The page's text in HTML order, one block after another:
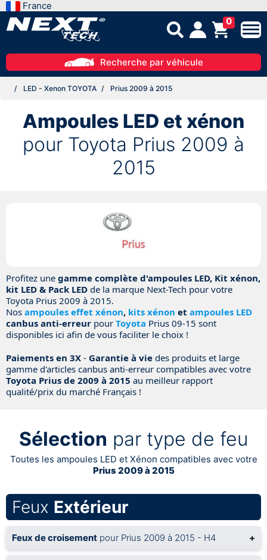
France
0
Recherche par véhicule
LED - Xenon TOYOTA Prius 2009 à 2015
Ampoules LED et xénon
pour Toyota Prius 2009 à
2015
Profitez une gamme complète d'ampoules LED, Kit xénon,
kit LED & Pack LED de la marque Next-Tech pour votre
Toyota Prius 2009 à 2015.
Nos ampoules effet xénon, kits xénon et ampoules LED
canbus anti-erreur pour Toyota Prius 09-15 sont
disponibles ici afin de vous faciliter le choix !
Paiements en 3X - Garantie à vie des produits et large
gamme d'articles canbus anti-erreur compatibles avec votre
Toyota Prius de 2009 à 2015 au meilleur rapport
qualité/prix du marché Français !
Sélection par type de feu
Toutes les ampoules LED et Xénon compatibles avec votre
Prius 2009 à 2015
Feux Extérieur
Feux de croisement pour Prius 2009 à 2015 - H4 +